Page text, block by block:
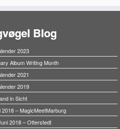
Blog
2023
Album Writing Month
2021
2019
in Sicht
– MagicMeetMarburg
2018 – Otterstedt